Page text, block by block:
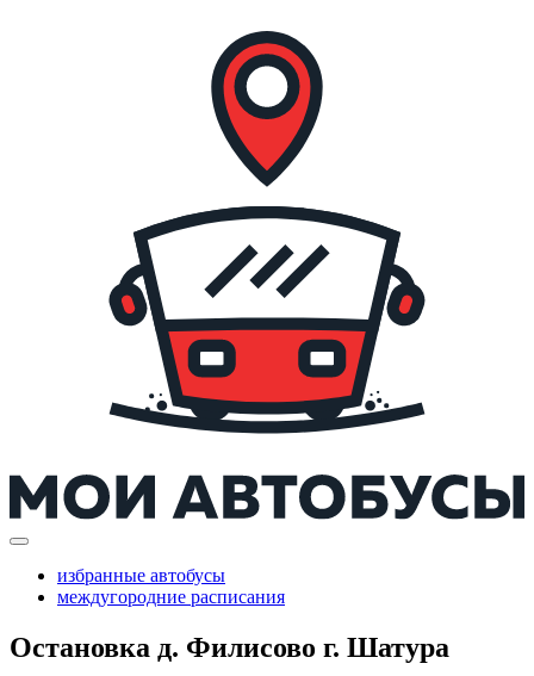
избранные автобусы
междугородние расписания
Остановка д. Филисово г. Шатура